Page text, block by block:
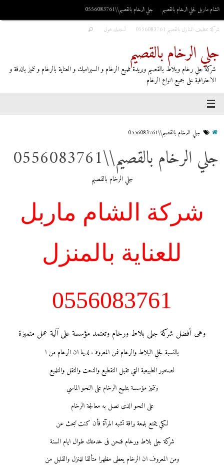
الشام ماربل لجلي الرخام بالقصيم
جلي الرخام بالقصيم\\0556083761
شركة تنظيف المنازل بالقصيم 0556083761
تسجيلدخول
جلي الرخام بالقصيم
شركة جلي رخام وبلاط بالقصيم وبريدة تلميع الرخام و السيراميك و العناية بالرخام و نتميز بالدقة و
الاحترافية على جميع انواع الرخام
جلي الرخام بالقصيم\\0556083761
جلي الرخام بالقصيم\\0556083761
جلي الرخام بالقصيم
شركة الشام ماربل
للعناية بالمنزل
0556083761
وهى أفضل شركة جلى بلاط ورخام وتعتمد مؤسسة على آلية عمل متميزة
بالنسبة لجلي البلاط والرخام فمن المعروف لدينا ان الرخام من ا
لصخور الطبيعية التي تقبل التقطيع والنحت والثقل والتلميع
ونتميز مؤسسة بتلميع الرخام على النحو الماسي
على النحو الذى تصل به معالجة الرخام
لكي يتمتع بلمعة براقة تشبه المرآة فأن كنت تبحث عن
شركة جلى بلاط ورخام فنحن فى خدمتك طوال ايام السنة
ومن المعروف ان الرخام يعطى مظهرا متألقا للمنزل والقليل من